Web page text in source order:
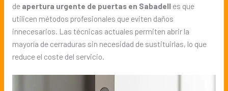
de apertura urgente de puertas en Sabadelles que
utilicen métodos profesionales que eviten daños
innecesarios. Las técnicas actuales permiten abrir la
mayoría de cerraduras sin necesidad de sustituirlas, lo que
reduce el coste del servicio.